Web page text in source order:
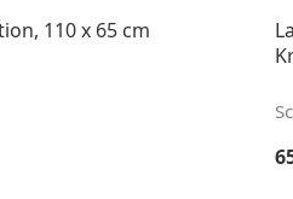
110 x 65 cm